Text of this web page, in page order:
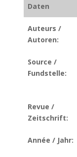
Daten
Auteurs /
Autoren:
Source /
Fundstelle:
Revue /
Zeitschrift:
Année / Jahr: